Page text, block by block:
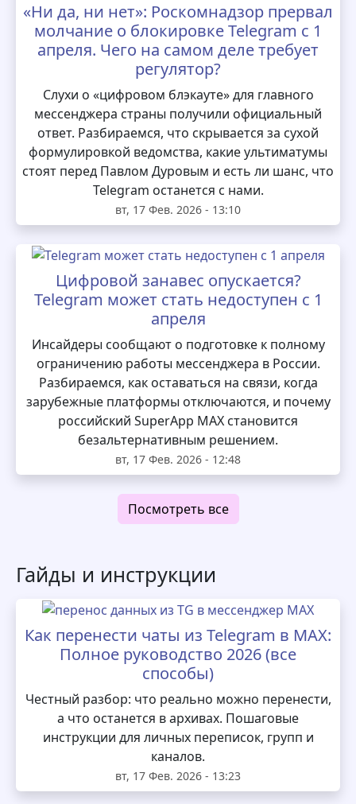
«Ни да, ни нет»: Роскомнадзор прервал
молчание о блокировке Telegram с 1
апреля. Чего на самом деле требует
регулятор?
Слухи о «цифровом блэкауте» для главного
мессенджера страны получили официальный
ответ. Разбираемся, что скрывается за сухой
формулировкой ведомства, какие ультиматумы
стоят перед Павлом Дуровым и есть ли шанс, что
Telegram останется с нами.
вт, 17 Фев. 2026 - 13:10
Цифровой занавес опускается?
Telegram может стать недоступен с 1
апреля
Инсайдеры сообщают о подготовке к полному
ограничению работы мессенджера в России.
Разбираемся, как оставаться на связи, когда
зарубежные платформы отключаются, и почему
российский SuperApp MAX становится
безальтернативным решением.
вт, 17 Фев. 2026 - 12:48
Посмотреть все
Гайды и инструкции
Как перенести чаты из Telegram в MAX:
Полное руководство 2026 (все
способы)
Честный разбор: что реально можно перенести,
а что останется в архивах. Пошаговые
инструкции для личных переписок, групп и
каналов.
вт, 17 Фев. 2026 - 13:23